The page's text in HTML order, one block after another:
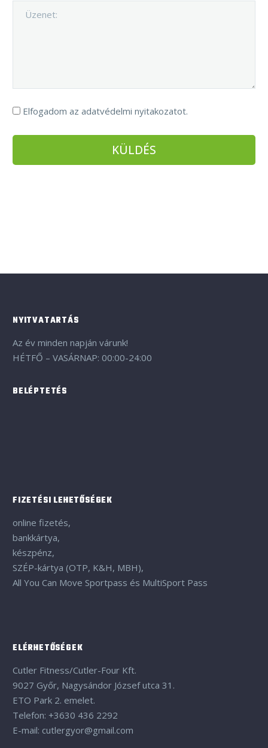
Elfogadom az adatvédelmi nyitakozatot.
NYITVATARTÁS
Az év minden napján várunk!
HÉTFŐ – VASÁRNAP: 00:00-24:00
BELÉPTETÉS
FIZETÉSI LEHETŐSÉGEK
online fizetés,
bankkártya,
készpénz,
SZÉP-kártya (OTP, K&H, MBH),
All You Can Move Sportpass és MultiSport Pass
ELÉRHETŐSÉGEK
Cutler Fitness/Cutler-Four Kft.
9027 Győr, Nagysándor József utca 31.
ETO Park 2. emelet.
Telefon: +3630 436 2292
E-mail: cutlergyor@gmail.com